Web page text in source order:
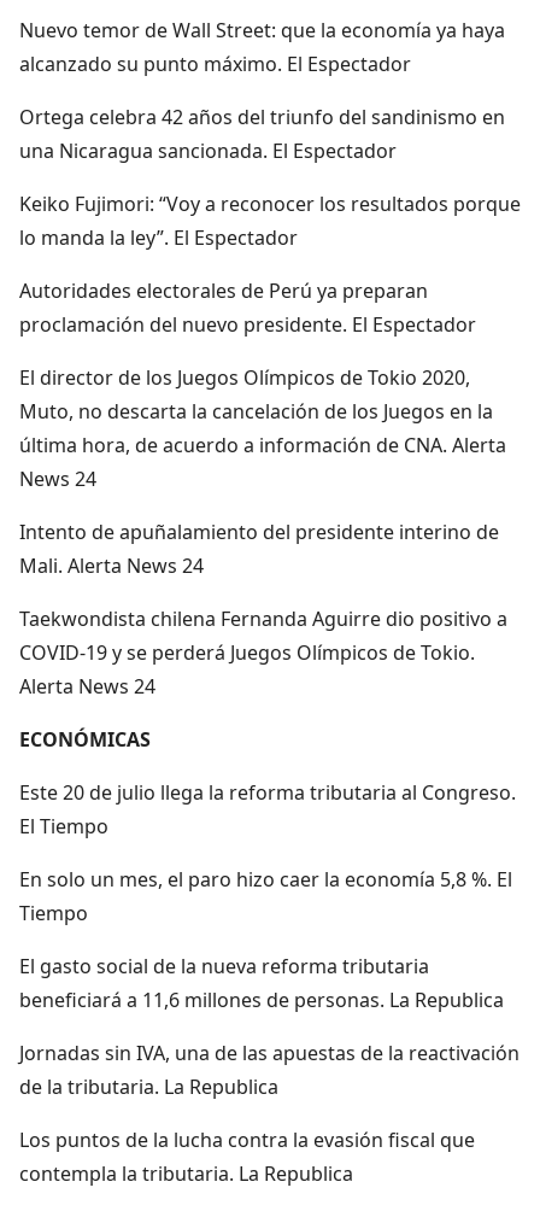
Nuevo temor de Wall Street: que la economía ya haya
alcanzado su punto máximo. El Espectador
Ortega celebra 42 años del triunfo del sandinismo en
una Nicaragua sancionada. El Espectador
Keiko Fujimori: “Voy a reconocer los resultados porque
lo manda la ley”. El Espectador
Autoridades electorales de Perú ya preparan
proclamación del nuevo presidente. El Espectador
El director de los Juegos Olímpicos de Tokio 2020,
Muto, no descarta la cancelación de los Juegos en la
última hora, de acuerdo a información de CNA. Alerta
News 24
Intento de apuñalamiento del presidente interino de
Mali. Alerta News 24
Taekwondista chilena Fernanda Aguirre dio positivo a
COVID-19 y se perderá Juegos Olímpicos de Tokio.
Alerta News 24
ECONÓMICAS
Este 20 de julio llega la reforma tributaria al Congreso.
El Tiempo
En solo un mes, el paro hizo caer la economía 5,8 %. El
Tiempo
El gasto social de la nueva reforma tributaria
beneficiará a 11,6 millones de personas. La Republica
Jornadas sin IVA, una de las apuestas de la reactivación
de la tributaria. La Republica
Los puntos de la lucha contra la evasión fiscal que
contempla la tributaria. La Republica